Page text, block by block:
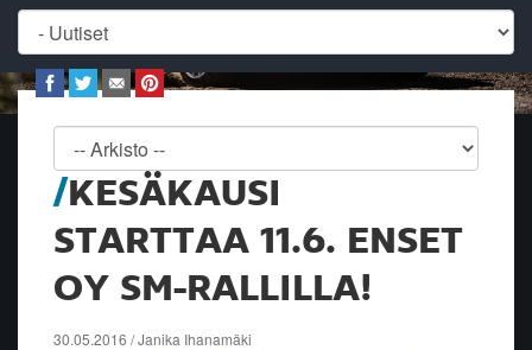
KESÄKAUSI
STARTTAA 11.6. ENSET
OY SM-RALLILLA!
30.05.2016 / Janika Ihanamäki